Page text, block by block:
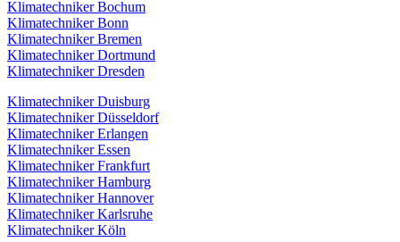
Klimatechniker Bochum
Klimatechniker Bonn
Klimatechniker Bremen
Klimatechniker Dortmund
Klimatechniker Dresden
Klimatechniker Duisburg
Klimatechniker Düsseldorf
Klimatechniker Erlangen
Klimatechniker Essen
Klimatechniker Frankfurt
Klimatechniker Hamburg
Klimatechniker Hannover
Klimatechniker Karlsruhe
Klimatechniker Köln